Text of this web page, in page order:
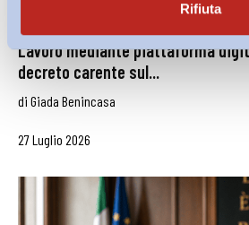
Rifiuta
Lavoro mediante piattaforma
decreto carente sul...
di Giada Benincasa
27 Luglio 2026